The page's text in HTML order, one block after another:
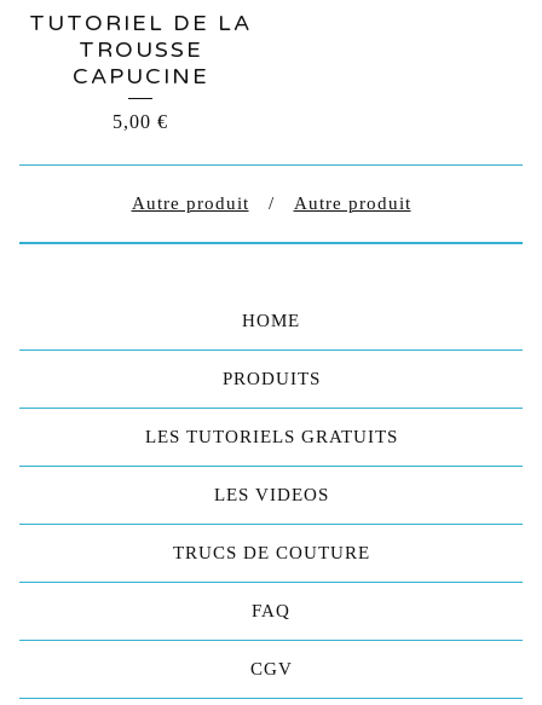
TUTORIEL DE LA
TROUSSE
CAPUCINE
5,00 €
Autre produit Autre produit
HOME
PRODUITS
LES TUTORIELS GRATUITS
LES VIDEOS
TRUCS DE COUTURE
FAQ
CGV